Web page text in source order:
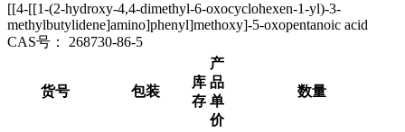
[[4-[[1-(2-hydroxy-4,4-dimethyl-6-oxocyclohexen-1-yl)-3-
methylbutylidene]amino]phenyl]methoxy]-5-oxopentanoic acid
CAS号：
268730-86-5
货号 包装
库
存
产
品
单
价
数量